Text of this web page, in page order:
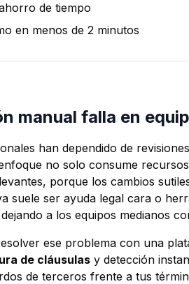
de tiempo
en menos de 2 minutos
manual falla en
han dependido de
no solo consume
porque los cambios
suele ser ayuda legal cara o
a los equipos medianos
ese problema con una
de cláusulas y detección
de terceros frente a tus